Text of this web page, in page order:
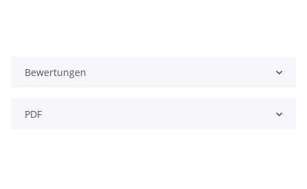
Bewertungen
PDF